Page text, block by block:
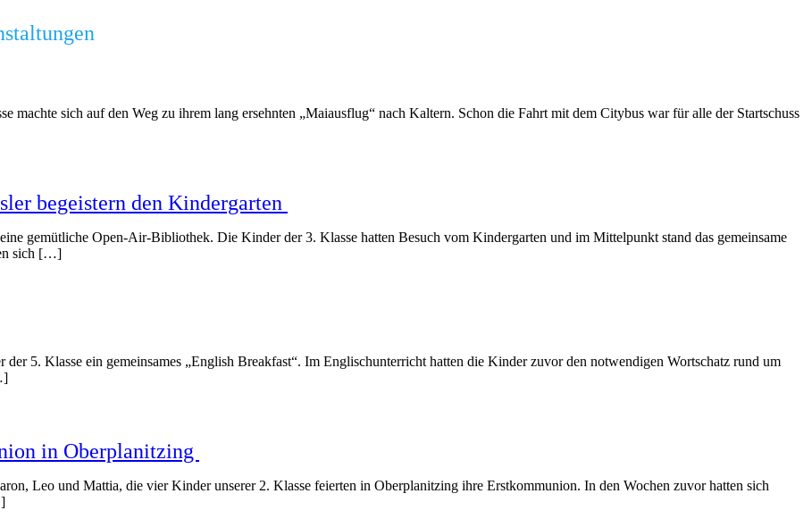
machte sich auf den Weg zu ihrem lang ersehnten „Maiausflug“ nach Kaltern. Schon die Fahrt mit dem Citybus war für alle der Startschuss
begeistern den Kindergarten
gemütliche Open-Air-Bibliothek. Die Kinder der 3. Klasse hatten Besuch vom Kindergarten und im Mittelpunkt stand das gemeinsame
sich […]
5. Klasse ein gemeinsames „English Breakfast“. Im Englischunterricht hatten die Kinder zuvor den notwendigen Wortschatz rund um
in Oberplanitzing
Leo und Mattia, die vier Kinder unserer 2. Klasse feierten in Oberplanitzing ihre Erstkommunion. In den Wochen zuvor hatten sich